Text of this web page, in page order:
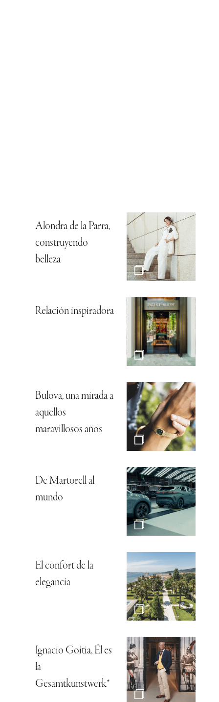
Alondra de la Parra,
construyendo
belleza
Relación inspiradora
Bulova, una mirada a
aquellos
maravillosos años
De Martorell al
mundo
El confort de la
elegancia
Ignacio Goitia, Él es
la
Gesamtkunstwerk*